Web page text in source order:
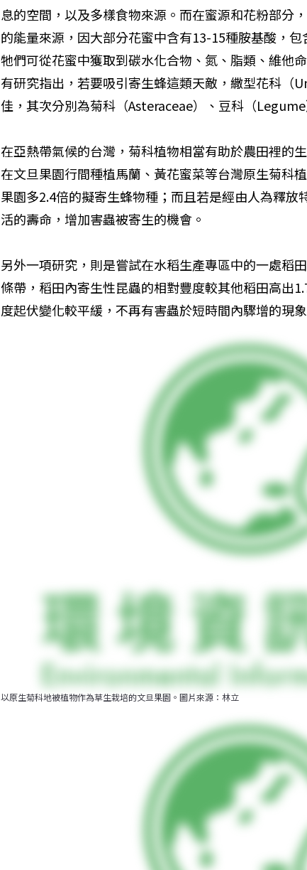
息的空間，以及多樣食物來源。而在蜜源和花粉部分
的能量來源，因大部分花蜜中含有13-15種胺基酸，
牠們可從花蜜中獲取到碳水化合物、氮、脂類、維他
有研究指出，若要吸引寄生蜂這類天敵，繖型花科（
佳，其次分別為菊科（Asteraceae）、豆科（
在亞熱帶氣候的台灣，菊科植物相當有助於農田裡的
在文旦果園行間種植馬蘭、黃花蜜菜等台灣原生菊科
果園多2.4倍的擬寄生蜂物種；而且若是經由人為釋
活的壽命，增加害蟲被寄生的機會。
另外一項研究，則是嘗試在水稻生產專區中的一處稻
條帶，稻田內寄生性昆蟲的相對豐度較其他稻田高出
度起伏變化較平緩，不再有害蟲於短時間內驟增的現象
以原生菊科地被植物作為草生栽培的文旦果園。圖片來源：林立